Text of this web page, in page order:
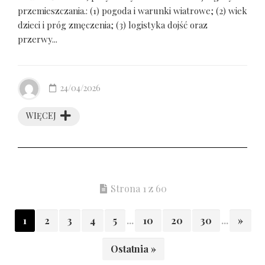
przemieszczania.: (1) pogoda i warunki wiatrowe; (2) wiek
dzieci i próg zmęczenia; (3) logistyka dojść oraz
przerwy...
WIĘCEJ
24/04/2026
Strona 1 z 60
1 2 3 4 5 ... 10 20 30 ... »
Ostatnia »